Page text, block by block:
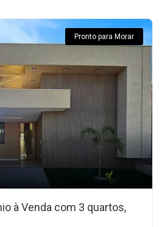
Pronto para Morar
à Venda com 3 quartos,